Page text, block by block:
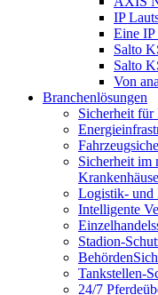
IP
Eine IP
Salto
Salto
Von
Branchenlösungen
Sicherheit
Sicherheit im
Logistik- und
Intelligente
Stadion-
Tankstellen-
24/7